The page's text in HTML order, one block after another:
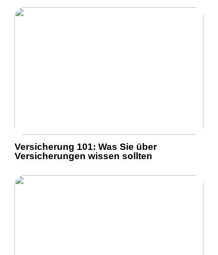
Versicherung 101: Was Sie über
Versicherungen wissen sollten